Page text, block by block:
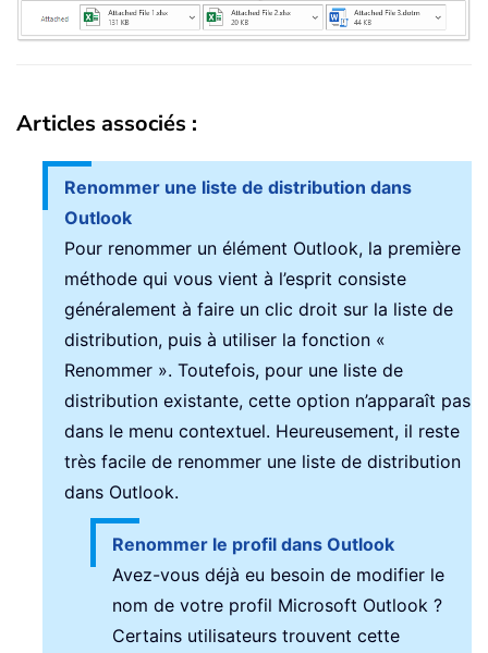
Articles associés :
Renommer une liste de distribution dans
Outlook
Pour renommer un élément Outlook, la première
méthode qui vous vient à l’esprit consiste
généralement à faire un clic droit sur la liste de
distribution, puis à utiliser la fonction «
Renommer ». Toutefois, pour une liste de
distribution existante, cette option n’apparaît pas
dans le menu contextuel. Heureusement, il reste
très facile de renommer une liste de distribution
dans Outlook.
Renommer le profil dans Outlook
Avez-vous déjà eu besoin de modifier le
nom de votre profil Microsoft Outlook ?
Certains utilisateurs trouvent cette